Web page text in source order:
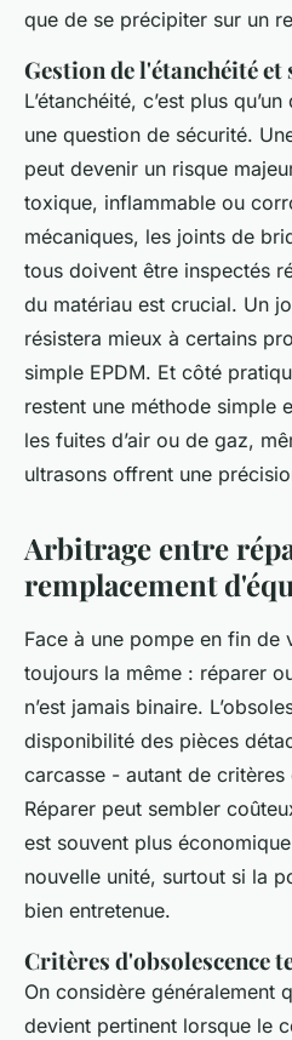
que de se précipiter sur un
Gestion de l'étanchéité et
L’étanchéité, c’est plus
une question de sécurité.
peut devenir un risque
toxique, inflammable ou
mécaniques, les joints de
tous doivent être inspectés
du matériau est crucial. Un
résistera mieux à certains
simple EPDM. Et côté
restent une méthode simple
les fuites d’air ou de gaz,
ultrasons offrent une
Arbitrage entre
remplacement
Face à une pompe en fin de
toujours la même : réparer
n’est jamais binaire.
disponibilité des pièces
carcasse - autant de
Réparer peut sembler
est souvent plus
nouvelle unité, surtout si la
bien entretenue.
Critères d'obsolescence
On considère généralement
devient pertinent lorsque le